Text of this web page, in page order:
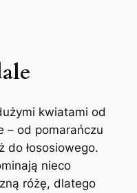
kwiatami od
– od pomarańczu
do łososiowego.
nieco
różę, dlatego